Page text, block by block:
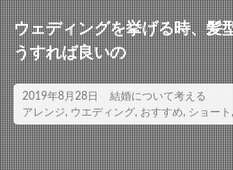
ウェディングを挙げる時、髪
うすれば良いの
2019年8月28日
結婚について考える
アレンジ, ウエディング, おすすめ, ショート ,